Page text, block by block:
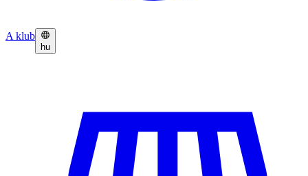
A klub
hu